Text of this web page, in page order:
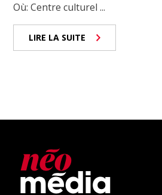
Où: Centre culturel ...
LIRE LA SUITE